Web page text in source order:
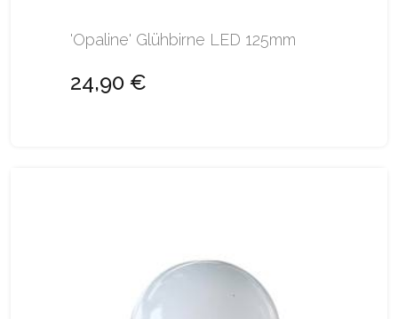
'Opaline' Glühbirne LED 125mm
24,90 €